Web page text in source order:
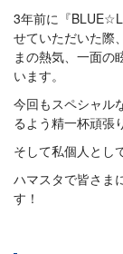
3年前に『
せていただいた際
まの熱気、一面の
います。
今回もスペシャル
るよう精一杯頑張
そして私個人とし
ハマスタで皆さま
す！